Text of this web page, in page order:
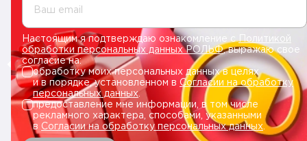
Ваш email
Настоящим я подтверждаю ознакомление сПолитикой
обработки персональных данных РОЛЬФ, выражаю свое
согласие на:
обработку моих персональных данных в целях
и в порядке, установленном в Согласии на обработку
персональных данных.
предоставление мне информации, в том числе
рекламного характера, способами, указанными
в Согласии на обработку персональных данных